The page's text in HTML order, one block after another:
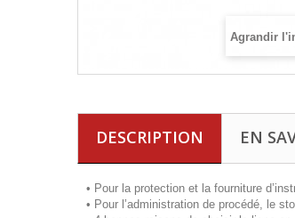
Agrandir
DESCRIPTION EN
• Pour la protection et la fourniture
• Pour l’administration de procédé, le